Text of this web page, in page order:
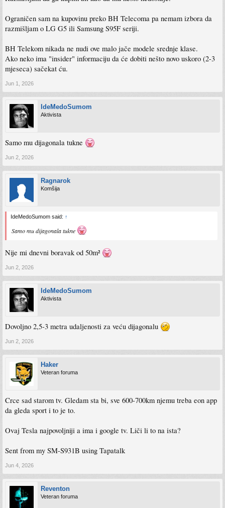
Ograničen sam na kupovinu preko BH Telecoma pa nemam izbora da
razmišljam o LG G5 ili Samsung S95F seriji.
BH Telekom nikada ne nudi ove malo jače modele srednje klase.
Ako neko ima "insider" informaciju da će dobiti nešto novo uskoro (2-3
mjeseca) sačekat ću.
Jun 1, 2026
IdeMedoSumom
Aktivista
Samo mu dijagonala tukne
Jun 2, 2026
Ragnarok
Komšija
IdeMedoSumom said: ↑
Samo mu dijagonala tukne
Nije mi dnevni boravak od 50m²
Jun 2, 2026
IdeMedoSumom
Aktivista
Dovoljno 2,5-3 metra udaljenosti za veću dijagonalu
Jun 2, 2026
Haker
Veteran foruma
Crce sad starom tv. Gledam sta bi, sve 600-700km njemu treba eon app
da gleda sport i to je to.
Ovaj Tesla najpovoljniji a ima i google tv. Liči li to na ista?
Sent from my SM-S931B using Tapatalk
Jun 4, 2026
Reventon
Veteran foruma